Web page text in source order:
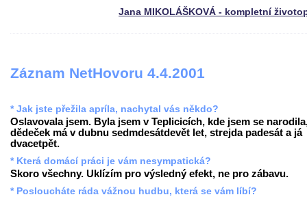
Jana MIKOLÁŠKOVÁ - kompletní
Záznam NetHovoru 4.4.2001
* Jak jste přežila apríla, nachytal vás někdo?
Oslavovala jsem. Byla jsem v Teplicicích, kde jsem se
dědeček má v dubnu sedmdesátdevět let, strejda padesát a já
dvacetpět.
* Která domácí práci je vám nesympatická?
Skoro všechny. Uklízím pro výsledný efekt, ne pro zábavu.
* Posloucháte ráda vážnou hudbu, která se vám líbí?